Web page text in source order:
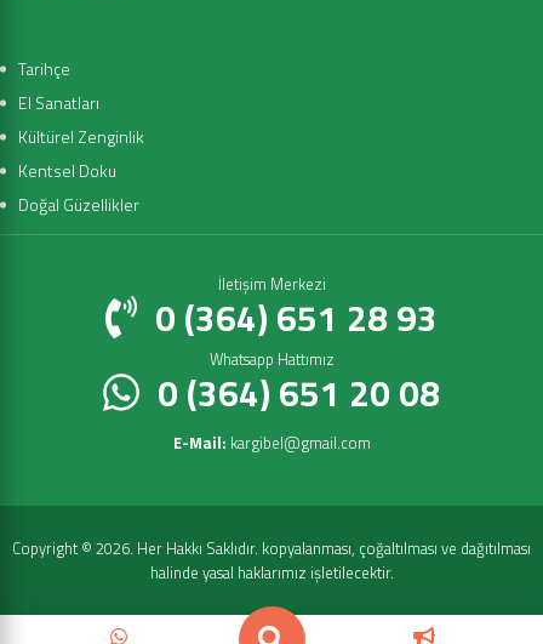
Tarihçe
El Sanatları
Kültürel Zenginlik
Kentsel Doku
Doğal Güzellikler
İletişim Merkezi
0 (364) 651 28 93
Whatsapp Hattımız
0 (364) 651 20 08
E-Mail: kargibel@gmail.com
Copyright © 2026. Her Hakkı Saklıdır. kopyalanması, çoğaltılması ve dağıtılması
halinde yasal haklarımız işletilecektir.